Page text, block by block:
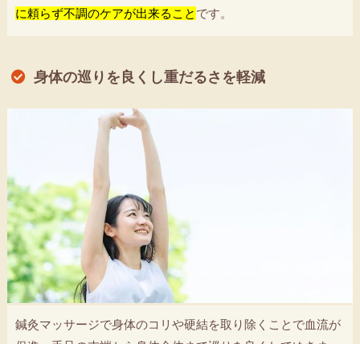
に頼らず不調のケアが出来ること です。
身体の巡りを良くし重だるさを軽減
鍼灸マッサージで身体のコリや硬結を取り除くことで血流が